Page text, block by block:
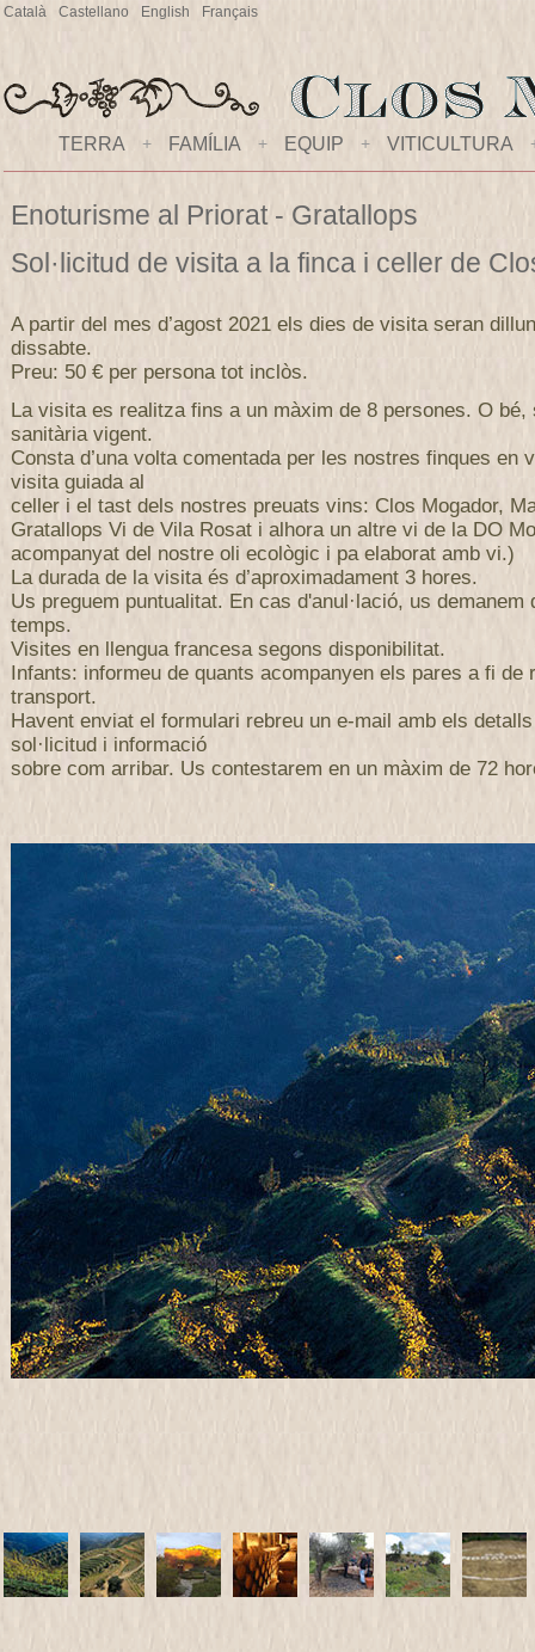
Català Castellano English Français
TERRA + FAMÍLIA + EQUIP + VITICULTURA
Enoturisme al Priorat - Gratallops
Sol·licitud de visita a la finca i celler de
A partir del mes d’agost 2021 els dies de visita seran
dissabte.
Preu: 50 € per persona tot inclòs.
La visita es realitza fins a un màxim de 8 persones. O bé,
sanitària vigent.
Consta d’una volta comentada per les nostres finques en
visita guiada al
celler i el tast dels nostres preuats vins: Clos Mogador,
Gratallops Vi de Vila Rosat i alhora un altre vi de la DO
acompanyat del nostre oli ecològic i pa elaborat amb vi.)
La durada de la visita és d’aproximadament 3 hores.
Us preguem puntualitat. En cas d'anul·lació, us demanem
temps.
Visites en llengua francesa segons disponibilitat.
Infants: informeu de quants acompanyen els pares a fi de
transport.
Havent enviat el formulari rebreu un e-mail amb els
sol·licitud i informació
sobre com arribar. Us contestarem en un màxim de 72